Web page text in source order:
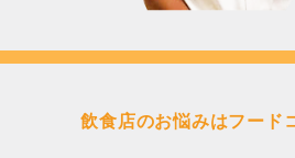
飲食店のお悩みはフード